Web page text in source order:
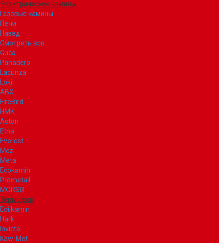
Электрические камины
Газовые камины
Печи
Назад
Смотреть все
Guca
Panadero
Lacunza
Loki
ABX
FireBird
НМК
Aston
Etna
Everest
Mcz
Meta
Ecokamin
Prometall
MORSØ
Термофор
Edilkamin
Hark
Invicta
Kaw-Met